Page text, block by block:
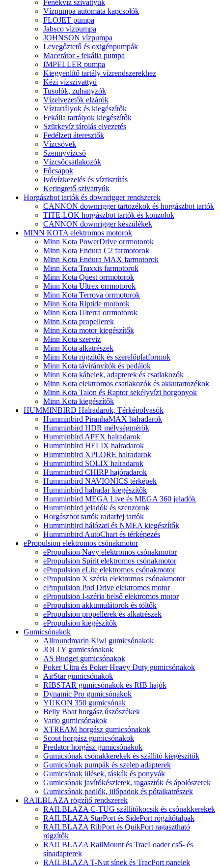
Fenékvíz szivattyúk
Vízpumpa automata kapcsolók
FLOJET pumpa
Jabsco vízpumpa
JOHNSON vízpumpa
Levegőztető és oxigénpumpák
Macerátor - fekália pumpa
IMPELLER pumpa
Kiegyenlítő tartály vízrendszerekhez
Kézi vízszivattyú
Tusolók, zuhanyzók
Vízelvezetők elzárók
Víztartályok és kiegészítők
Fekália tartályok kiegészítők
Szürkevíz tárolás elvezetés
Fedélzeti áteresztők
Vízcsövek
Szennyvízcső
Vízcsőcsatlakozók
Főcsapok
Ivóvízkezelés és víztisztítás
Keringtető szivattyúk
Horgászbot tartók és downrigger rendszerek
CANNON downrigger tartozékok és horgászbot tartók
TITE-LOK horgászbot tartók és konzolok
CANNON downrigger készülékek
MINN KOTA elektromos motorok
Minn Kota PowerDrive orrmotorok
Minn Kota Endura C2 farmotorok
Minn Kota Endura MAX farmotorok
Minn Kota Traxxis farmotorok
Minn Kota Quest orrmotorok
Minn Kota Ultrex orrmotorok
Minn Kota Terrova orrmotorok
Minn Kota Riptide motorok
Minn Kota Ulterra orrmotorok
Minn Kota propellerek
Minn Kota motor kiegészítők
Minn Kota szerviz
Minn Kota alkatrészek
Minn Kota rögzítők és szerelőplatformok
Minn Kota távirányítók és pedálok
Minn Kota kábelek, adapterek és csatlakozók
Minn Kota elektromos csatlakozók és akkutartozékok
Minn Kota Talon és Raptor sekélyvízi horgonyok
Minn Kota kiegészítők
HUMMINBIRD Halradarok, Térképolvasók
Humminbird PiranhaMAX halradarok
Humminbird HDR mélységmérők
Humminbird APEX halradarok
Humminbird HELIX halradarok
Humminbird XPLORE halradarok
Humminbird SOLIX halradarok
Humminbird CHIRP hajóradarok
Humminbird NAVIONICS térképek
Humminbird halradar kiegészítők
Humminbird MEGA Live és MEGA 360 jeladók
Humminbird jeladók és szenzorok
Horgászbot tartók radarfej tartók
Humminbird hálózati és NMEA kiegészítők
Humminbird AutoChart és térképezés
ePropulsion elektromos csónakmotor
ePropulsion Navy elektromos csónakmotor
ePropulsion Spirit elektromos csónakmotor
ePropulsion eLite elektromos csónakmotor
ePropulsion X széria elektromos csónakmotor
ePropulsion Pod Drive elektromos motor
ePropulsion I-széria belső elektromos motor
ePropulsion akkumulátorok és töltők
ePropulsion propellerek és alkatrészek
ePropulsion kiegészítők
Gumicsónakok
Allroundmarin Kiwi gumicsónakok
JOLLY gumicsónakok
AS Budget gumicsónakok
Poker Ultra és Poker Heavy Duty gumicsónakok
AirStar gumicsónakok
RIBSTAR gumicsónakok és RIB hajók
Dynamic Pro gumicsónakok
YUKON 350 gumicsónak
Belly Boat horgász úszószékek
Vario gumicsónakok
XTREAM horgász gumicsónakok
Scout horgász gumicsónakok
Predator horgász gumicsónakok
Gumicsónak csónakkerekek és szállító kiegészítők
Gumicsónak pumpák és szelep adapterek
Gumicsónak ülések, táskák és ponyvák
Gumicsónak javítókészletek, ragasztók és ápolószerek
Gumicsónak padlók, ülőpadok és pótalkatrészek
RAILBLAZA rögzítő rendszerek
RAILBLAZA C-TUG szállítókocsik és csónakkerekek
RAILBLAZA StarPort és SidePort rögzítőtalpak
RAILBLAZA RibPort és QuikPort ragasztható
rögzítők
RAILBLAZA RailMount és TracLoader cső- és
sínadapterek
RAILBLAZA T-Nut sínek és TracPort panelek